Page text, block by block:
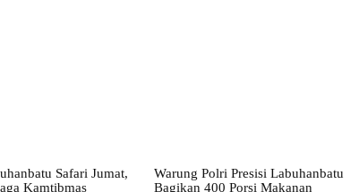
Safari Jumat,
Kamtibmas
Warung Polri Presisi Labuhanbatu
Bagikan 400 Porsi Makanan